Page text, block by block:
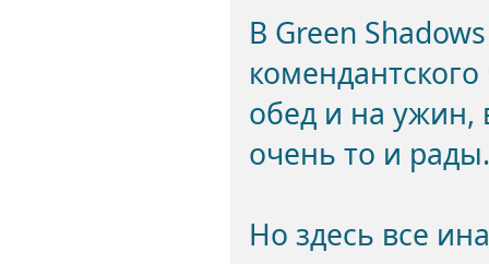
В Green
обед и на ужин,
очень то и рады.
Но здесь все